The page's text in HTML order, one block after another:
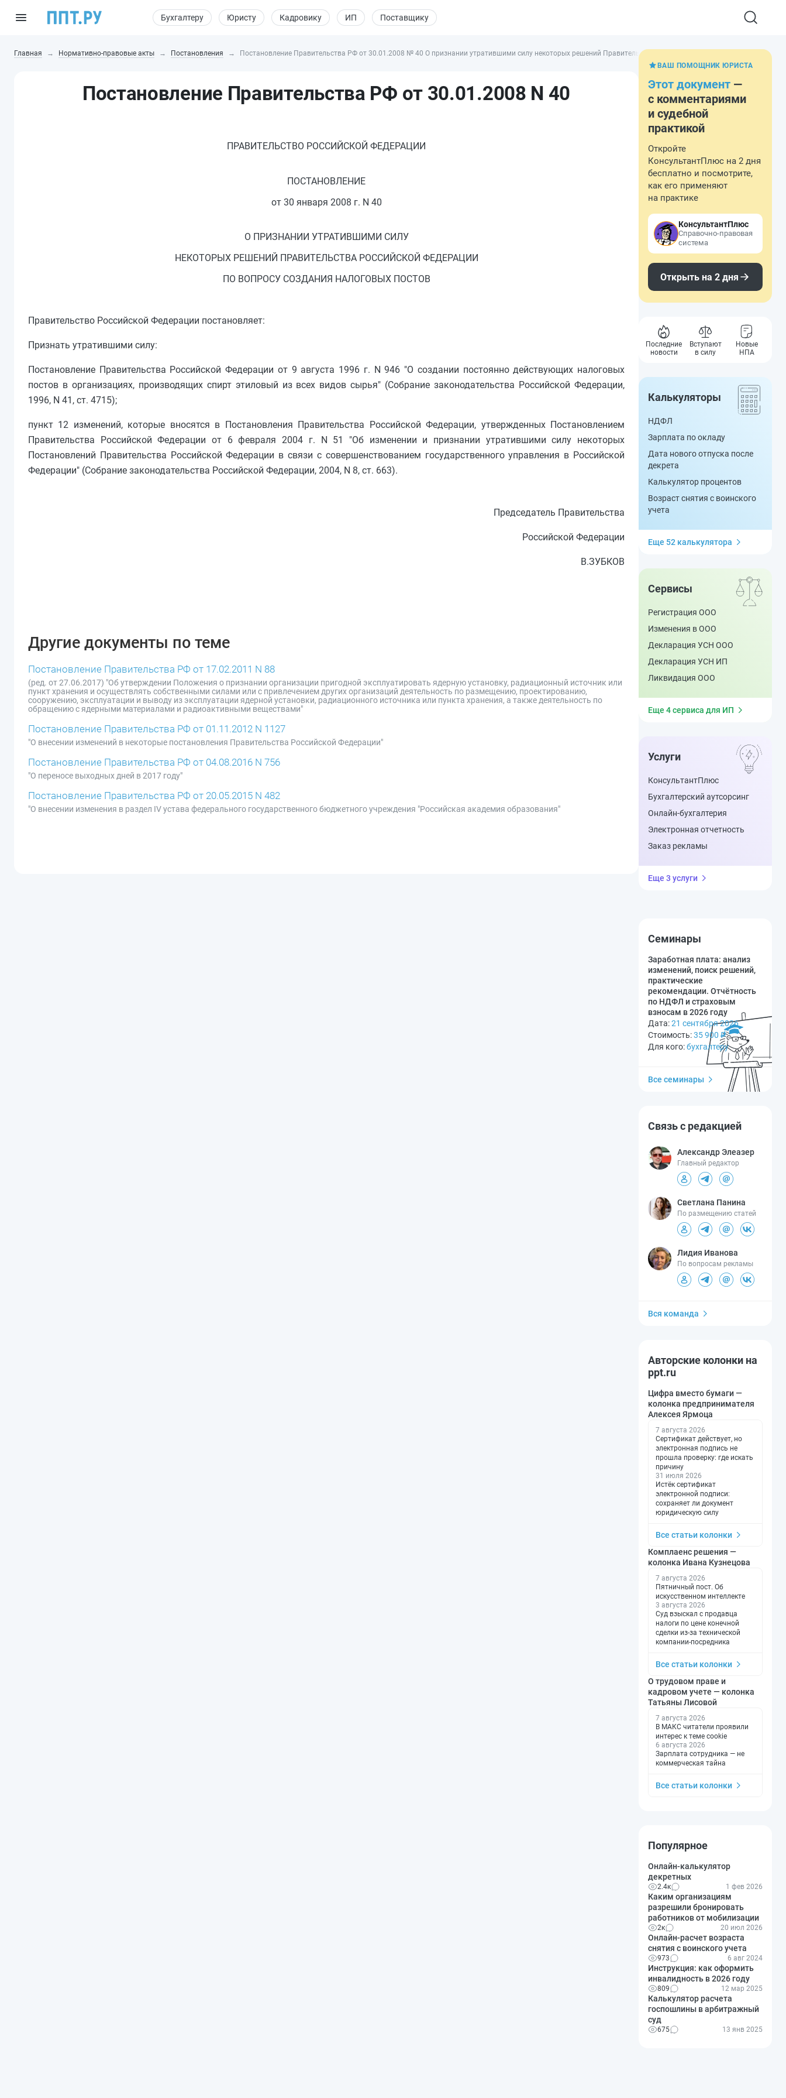
Бухгалтеру Юристу Кадровику ИП Поставщику
Главная Нормативно-правовые акты Постановления Постановление Правительства РФ от 30.01.2008 № 40 О признании утратившими силу некоторых решений Правительства Российской Федерации по вопросу
Постановление Правительства РФ от 30.01.2008 N 40
ПРАВИТЕЛЬСТВО РОССИЙСКОЙ ФЕДЕРАЦИИ
ПОСТАНОВЛЕНИЕ
от 30 января 2008 г. N 40
О ПРИЗНАНИИ УТРАТИВШИМИ СИЛУ
НЕКОТОРЫХ РЕШЕНИЙ ПРАВИТЕЛЬСТВА РОССИЙСКОЙ ФЕДЕРАЦИИ
ПО ВОПРОСУ СОЗДАНИЯ НАЛОГОВЫХ ПОСТОВ
Правительство Российской Федерации постановляет:
Признать утратившими силу:
Постановление Правительства Российской Федерации от 9 августа 1996 г. N 946 "О создании постоянно действующих налоговых
постов в организациях, производящих спирт этиловый из всех видов сырья" (Собрание законодательства Российской Федерации,
1996, N 41, ст. 4715);
пункт 12 изменений, которые вносятся в Постановления Правительства Российской Федерации, утвержденных Постановлением
Правительства Российской Федерации от 6 февраля 2004 г. N 51 "Об изменении и признании утратившими силу некоторых
Постановлений Правительства Российской Федерации в связи с совершенствованием государственного управления в Российской
Федерации" (Собрание законодательства Российской Федерации, 2004, N 8, ст. 663).
Председатель Правительства
Российской Федерации
В.ЗУБКОВ
Другие документы по теме
Постановление Правительства РФ от 17.02.2011 N 88
(ред. от 27.06.2017) "Об утверждении Положения о признании организации пригодной эксплуатировать ядерную установку, радиационный источник или
пункт хранения и осуществлять собственными силами или с привлечением других организаций деятельность по размещению, проектированию,
сооружению, эксплуатации и выводу из эксплуатации ядерной установки, радиационного источника или пункта хранения, а также деятельность по
обращению с ядерными материалами и радиоактивными веществами"
Постановление Правительства РФ от 01.11.2012 N 1127
"О внесении изменений в некоторые постановления Правительства Российской Федерации"
Постановление Правительства РФ от 04.08.2016 N 756
"О переносе выходных дней в 2017 году"
Постановление Правительства РФ от 20.05.2015 N 482
"О внесении изменения в раздел IV устава федерального государственного бюджетного учреждения "Российская академия образования"
ВАШ ПОМОЩНИК ЮРИСТА
Этот документ —
с комментариями
и судебной
практикой
Откройте
КонсультантПлюс на 2 дня
бесплатно и посмотрите,
как его применяют
на практике
КонсультантПлюс
Справочно-правовая
система
Открыть на 2 дня
Последние
новости
Вступают
в силу
Новые
НПА
Калькуляторы
НДФЛ
Зарплата по окладу
Дата нового отпуска после
декрета
Калькулятор процентов
Возраст снятия с воинского
учета
Еще 52 калькулятора
Сервисы
Регистрация ООО
Изменения в ООО
Декларация УСН ООО
Декларация УСН ИП
Ликвидация ООО
Еще 4 сервиса для ИП
Услуги
КонсультантПлюс
Бухгалтерский аутсорсинг
Онлайн-бухгалтерия
Электронная отчетность
Заказ рекламы
Еще 3 услуги
Семинары
Заработная плата: анализ
изменений, поиск решений,
практические
рекомендации. Отчётность
по НДФЛ и страховым
взносам в 2026 году
Дата:21 сентября 2026
Стоимость:35 900 ₽
Для кого:бухгалтеру
Все семинары
Связь с редакцией
Александр Элеазер
Главный редактор
Светлана Панина
По размещению статей
Лидия Иванова
По вопросам рекламы
Вся команда
Авторские колонки на
ppt.ru
Цифра вместо бумаги —
колонка предпринимателя
Алексея Ярмоца
7 августа 2026
Сертификат действует, но
электронная подпись не
прошла проверку: где искать
причину
31 июля 2026
Истёк сертификат
электронной подписи:
сохраняет ли документ
юридическую силу
Все статьи колонки
Комплаенс решения —
колонка Ивана Кузнецова
7 августа 2026
Пятничный пост. Об
искусственном интеллекте
3 августа 2026
Суд взыскал с продавца
налоги по цене конечной
сделки из-за технической
компании-посредника
Все статьи колонки
О трудовом праве и
кадровом учете — колонка
Татьяны Лисовой
7 августа 2026
В МАКС читатели проявили
интерес к теме cookie
6 августа 2026
Зарплата сотрудника — не
коммерческая тайна
Все статьи колонки
Популярное
Онлайн-калькулятор
декретных
2.4к 1 фев 2026
Каким организациям
разрешили бронировать
работников от мобилизации
2к 20 июл 2026
Онлайн-расчет возраста
снятия с воинского учета
973 6 авг 2024
Инструкция: как оформить
инвалидность в 2026 году
809 12 мар 2025
Калькулятор расчета
госпошлины в арбитражный
суд
675 13 янв 2025